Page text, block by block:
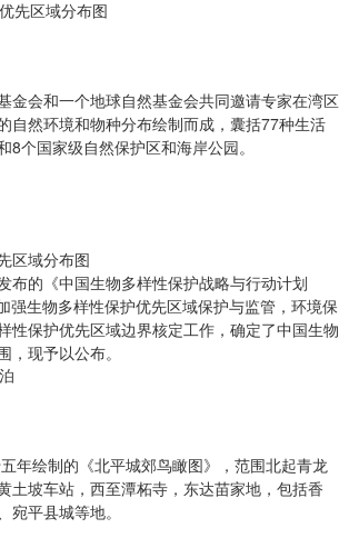
金会和一个地球自然基金会共同邀请专家在湾区
自然环境和物种分布绘制而成，囊括77种生活
8个国家级自然保护区和海岸公园。
区域分布图
布的《中国生物多样性保护战略与行动计划
强生物多样性保护优先区域保护与监管，环境保
性保护优先区域边界核定工作，确定了中国生物
现予以公布。
年绘制的《北平城郊鸟瞰图》，范围北起青龙
土坡车站，西至潭柘寺，东达苗家地，包括香
平县城等地。